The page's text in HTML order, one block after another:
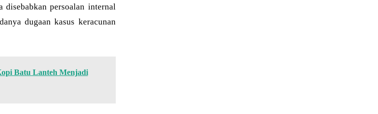
disebabkan persoalan internal
dugaan kasus keracunan
Batu Lanteh Menjadi